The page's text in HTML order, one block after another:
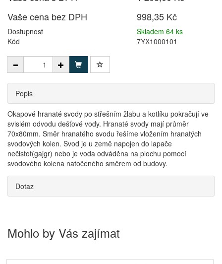
Vaše cena bez DPH
998,35 Kč
Dostupnost
Skladem 64 ks
Kód
7YX1000101
Popis
Okapové hranaté svody po střešním žlabu a kotlíku pokračují ve
svislém odvodu dešťové vody. Hranaté svody mají průměr
70x80mm. Směr hranatého svodu řešíme vložením hranatých
svodových kolen. Svod je u země napojen do lapače
nečistot(gajgr) nebo je voda odváděna na plochu pomocí
svodového kolena natočeného směrem od budovy.
Dotaz
Mohlo by Vás zajímat